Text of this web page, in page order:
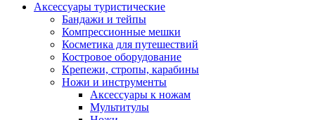
Аксессуары туристические
Бандажи и тейпы
Компрессионные мешки
Косметика для путешествий
Костровое оборудование
Крепежи, стропы, карабины
Ножи и инструменты
Аксессуары к ножам
Мультитулы